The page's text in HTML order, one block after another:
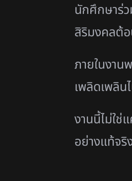
นักศึกษาร่
สิริมงคลต้
ภายในงา
เพลิดเพลิ
งานนี้ไม่ใช่
อย่างแท้จริ